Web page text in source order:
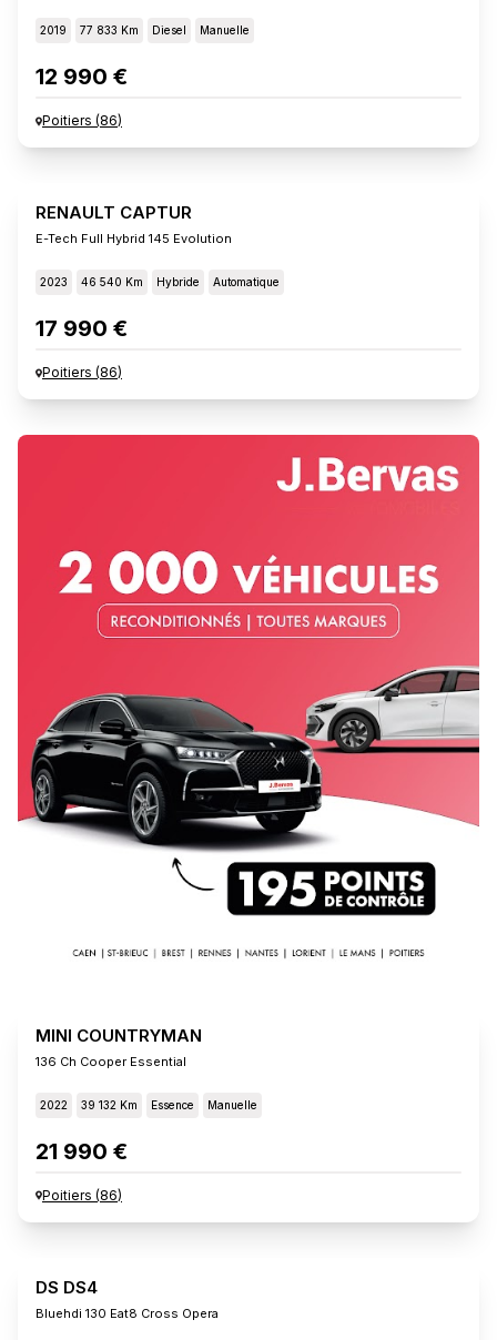
2019 77 833 Km Diesel Manuelle
12 990 €
Poitiers (86)
RENAULT CAPTUR
E-Tech Full Hybrid 145 Evolution
2023 46 540 Km Hybride Automatique
17 990 €
Poitiers (86)
MINI COUNTRYMAN
136 Ch Cooper Essential
2022 39 132 Km Essence Manuelle
21 990 €
Poitiers (86)
DS DS4
Bluehdi 130 Eat8 Cross Opera